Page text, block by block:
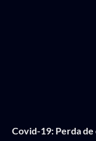
Covid-19: Perda de